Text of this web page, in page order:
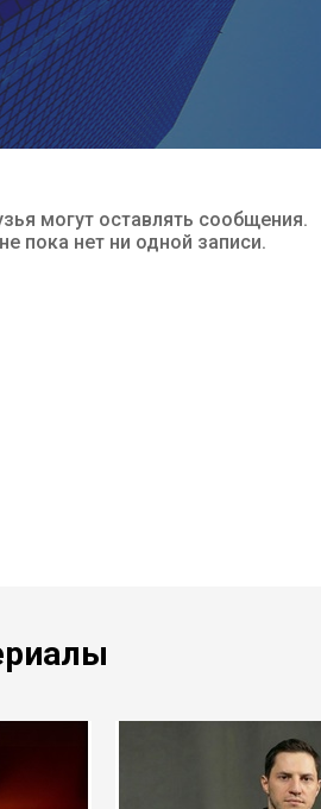
могут оставлять сообщения.
пока нет ни одной записи.